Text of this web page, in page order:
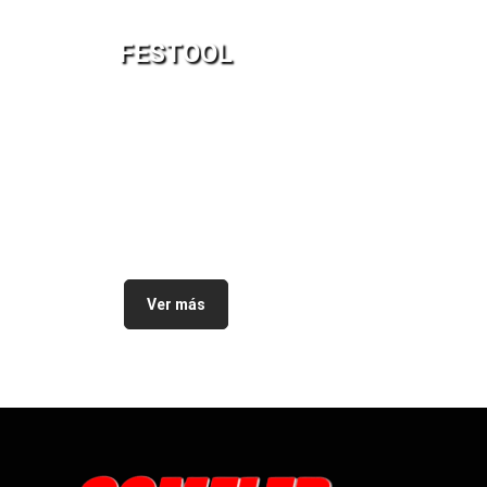
QUILOSA
STANLEY
NIVELACION
TAYG
FESTOOL
Ver más